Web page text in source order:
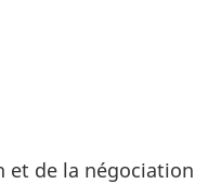
et de la négociation